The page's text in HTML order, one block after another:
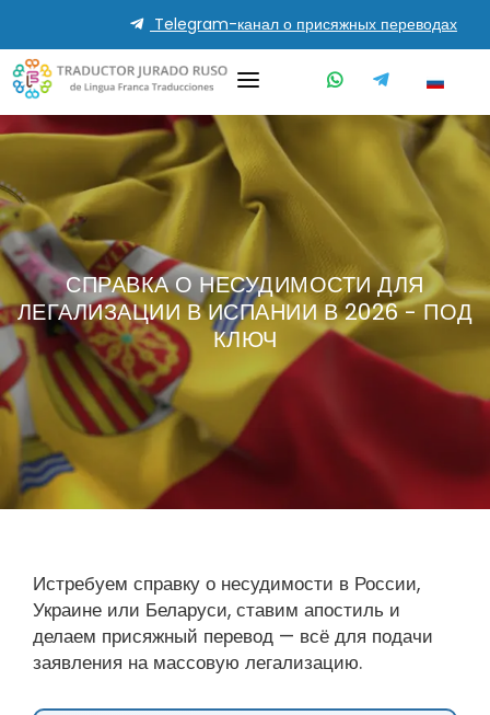
Telegram-канал о присяжных переводах
СПРАВКА О НЕСУДИМОСТИ ДЛЯ
ЛЕГАЛИЗАЦИИ В ИСПАНИИ В 2026 - ПОД
КЛЮЧ
Истребуем справку о несудимости в России,
Украине или Беларуси, ставим апостиль и
делаем присяжный перевод — всё для подачи
заявления на массовую легализацию.